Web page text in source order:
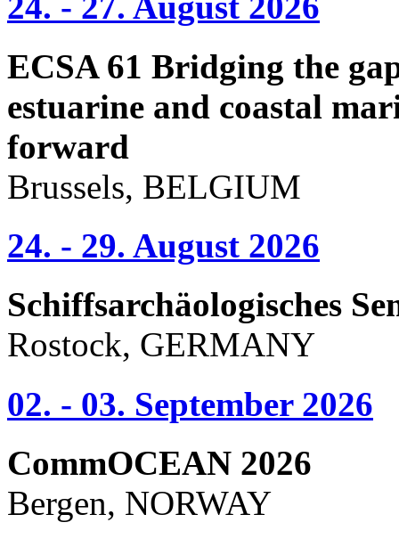
ECSA 61 Bridging the
estuarine and coastal
forward
Brussels, BELGIUM
24. - 29. August 2026
Schiffsarchäologisches
Rostock, GERMANY
02. - 03. September 2026
CommOCEAN 2026
Bergen, NORWAY